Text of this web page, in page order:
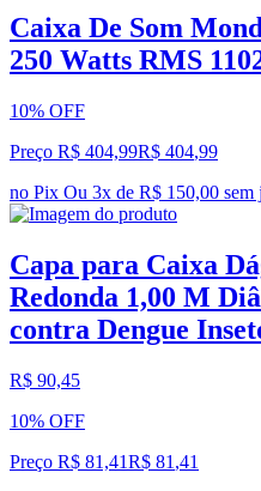
Caixa De Som
250 Watts RMS
10% OFF
Preço R$ 404,99R$ 404,99
no Pix Ou 3x de R$ 150,00 sem
Capa para Caixa
Redonda 1,00 M
contra Dengue
R$ 90,45
10% OFF
Preço R$ 81,41R$ 81 ,41